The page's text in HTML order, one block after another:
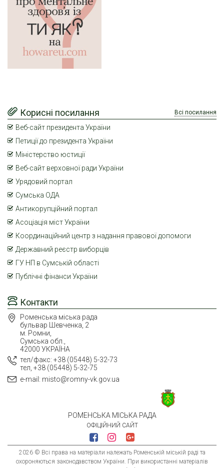
РОМЕНСЬКА МІСЬКА РАДА
ОФІЦІЙНИЙ САЙТ
2026 © Всі права на матеріали належать Роменській міській раді та
охороняються законодавством України. При використанні матеріалів
Контакти
Роменська міська рада
бульвар Шевченка, 2
м. Ромни,
Сумська обл.,
42000 УКРАЇНА
тел/факс: +38 (05448) 5-32-73
тел, +38 (05448) 5-32-75
e-mail: misto@romny-vk.gov.ua
Корисні посилання Всі посилання
Веб-сайт президента України
Петиції до президента України
Міністерство юстиції
Веб-сайт верховної ради України
Урядовий портал
Сумська ОДА
Антикорупційний портал
Асоціація міст України
Координаційний центр з надання правової допомоги
Державний реєстр виборців
ГУ НП в Сумській області
Публічні фінанси України